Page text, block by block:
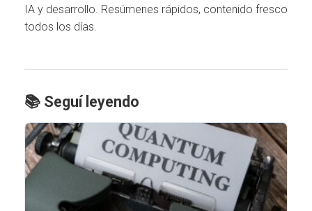
IA y desarrollo. Resúmenes rápidos, contenido fresco
todos los días.
📚 Seguí leyendo